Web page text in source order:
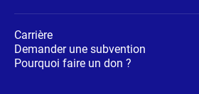
Carrière
Demander une subvention
Pourquoi faire un don ?